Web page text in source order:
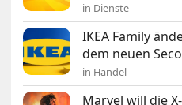
in Dienste
IKEA Family
dem neuen
in Handel
Marvel will die